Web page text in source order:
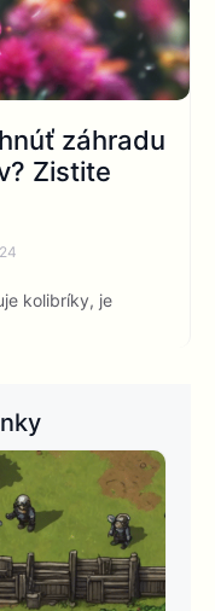
záhradu
Zistite
kolibríky, je